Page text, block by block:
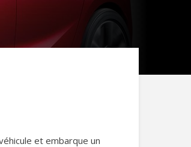
et embarque un